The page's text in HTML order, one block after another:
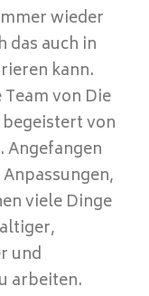
wieder
das auch in
kann.
von Die
von
Angefangen
viele Dinge
und
arbeiten.